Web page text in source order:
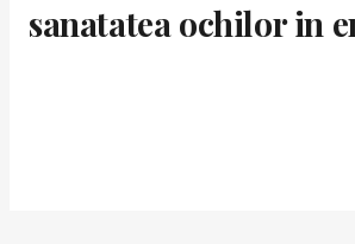
sanatatea ochilor in